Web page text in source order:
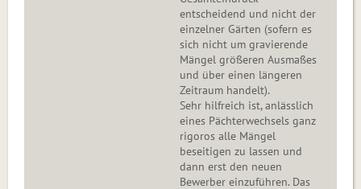
entscheidend und nicht der
einzelner Gärten (sofern es
sich nicht um gravierende
Mängel größeren Ausmaßes
und über einen längeren
Zeitraum handelt).
Sehr hilfreich ist, anlässlich
eines Pächterwechsels ganz
rigoros alle Mängel
beseitigen zu lassen und
dann erst den neuen
Bewerber einzuführen. Das